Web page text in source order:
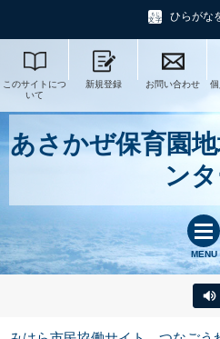
ひらがな
このサイトにつ
いて
新規登録 お問い合わせ
あさかぜ保育園
ン
MENU